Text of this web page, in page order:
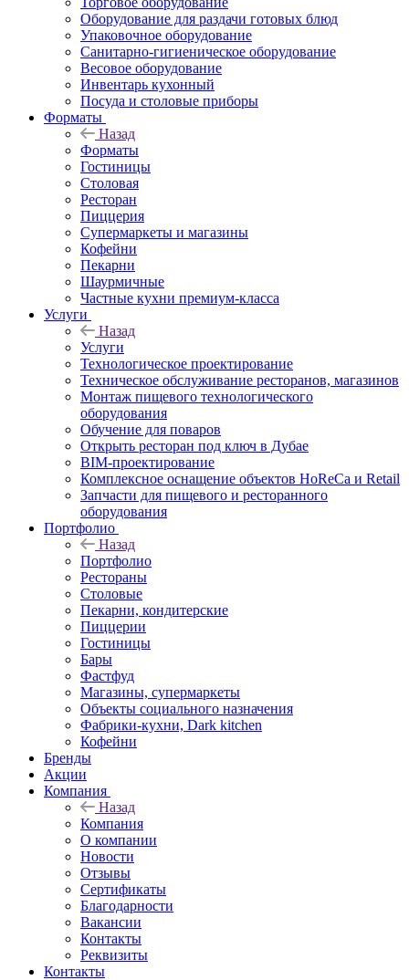
Оборудование для раздачи готовых блюд
Упаковочное оборудование
Санитарно-гигиеническое оборудование
Весовое оборудование
Инвентарь кухонный
Посуда и столовые приборы
Форматы
Назад
Форматы
Гостиницы
Столовая
Ресторан
Пиццерия
Супермаркеты и магазины
Кофейни
Пекарни
Шаурмичные
Частные кухни премиум-класса
Услуги
Назад
Услуги
Технологическое проектирование
Техническое обслуживание ресторанов, магазинов
Монтаж пищевого технологического
оборудования
Обучение для поваров
Открыть ресторан под ключ в Дубае
BIM-проектирование
Комплексное оснащение объектов HoReCa и Retail
Запчасти для пищевого и ресторанного
оборудования
Портфолио
Назад
Портфолио
Рестораны
Столовые
Пекарни, кондитерские
Пиццерии
Гостиницы
Бары
Фастфуд
Магазины, супермаркеты
Объекты социального назначения
Фабрики-кухни, Dark kitchen
Кофейни
Бренды
Акции
Компания
Назад
Компания
О компании
Новости
Отзывы
Сертификаты
Благодарности
Вакансии
Контакты
Реквизиты
Контакты